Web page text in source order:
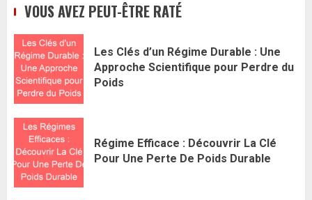
VOUS AVEZ PEUT-ÊTRE RATÉ
Les Clés d’un Régime Durable : Une
Approche Scientifique pour Perdre du
Poids
Régime Efficace : Découvrir La Clé
Pour Une Perte De Poids Durable